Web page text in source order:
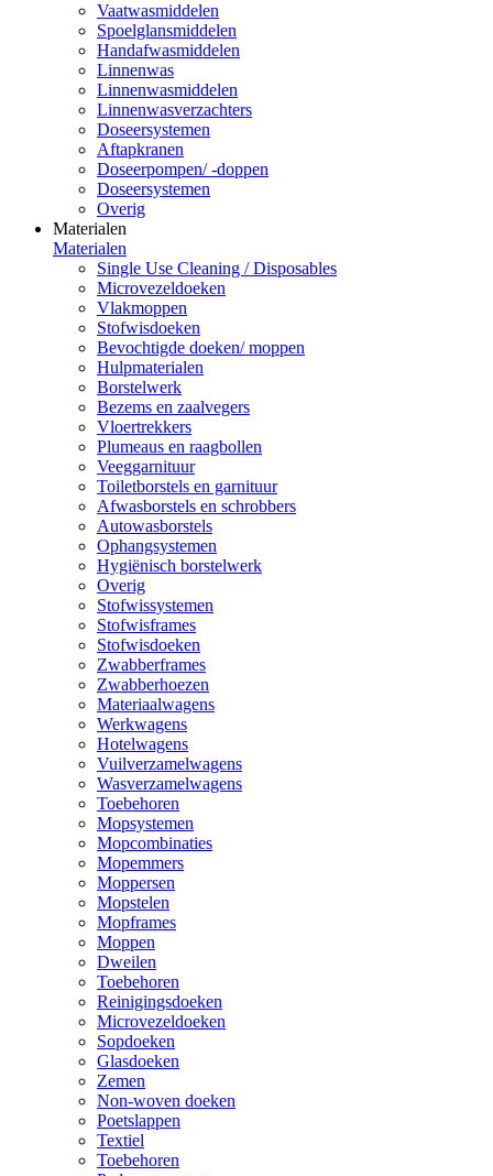
Vaatwasmiddelen
Spoelglansmiddelen
Handafwasmiddelen
Linnenwas
Linnenwasmiddelen
Linnenwasverzachters
Doseersystemen
Aftapkranen
Doseerpompen/ -doppen
Doseersystemen
Overig
Materialen
Materialen
Single Use Cleaning / Disposables
Microvezeldoeken
Vlakmoppen
Stofwisdoeken
Bevochtigde doeken/ moppen
Hulpmaterialen
Borstelwerk
Bezems en zaalvegers
Vloertrekkers
Plumeaus en raagbollen
Veeggarnituur
Toiletborstels en garnituur
Afwasborstels en schrobbers
Autowasborstels
Ophangsystemen
Hygiënisch borstelwerk
Overig
Stofwissystemen
Stofwisframes
Stofwisdoeken
Zwabberframes
Zwabberhoezen
Materiaalwagens
Werkwagens
Hotelwagens
Vuilverzamelwagens
Wasverzamelwagens
Toebehoren
Mopsystemen
Mopcombinaties
Mopemmers
Moppersen
Mopstelen
Mopframes
Moppen
Dweilen
Toebehoren
Reinigingsdoeken
Microvezeldoeken
Sopdoeken
Glasdoeken
Zemen
Non-woven doeken
Poetslappen
Textiel
Toebehoren